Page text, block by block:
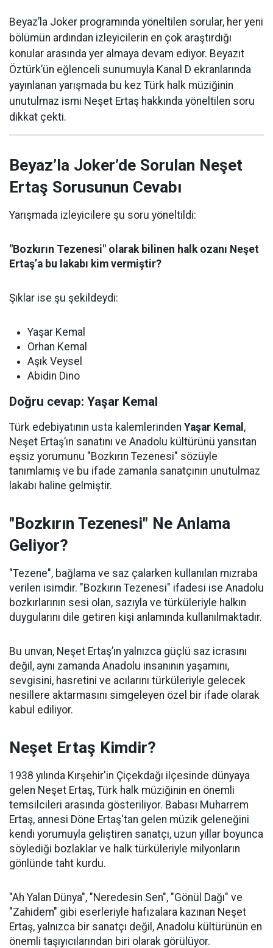
Beyaz’la Joker programında yöneltilen sorular, her yeni
bölümün ardından izleyicilerin en çok araştırdığı
konular arasında yer almaya devam ediyor. Beyazıt
Öztürk’ün eğlenceli sunumuyla Kanal D ekranlarında
yayınlanan yarışmada bu kez Türk halk müziğinin
unutulmaz ismi Neşet Ertaş hakkında yöneltilen soru
dikkat çekti.
Beyaz’la Joker’de Sorulan Neşet
Ertaş Sorusunun Cevabı
Yarışmada izleyicilere şu soru yöneltildi:
"Bozkırın Tezenesi" olarak bilinen halk ozanı Neşet
Ertaş’a bu lakabı kim vermiştir?
Şıklar ise şu şekildeydi:
Yaşar Kemal
Orhan Kemal
Aşık Veysel
Abidin Dino
Doğru cevap: Yaşar Kemal
Türk edebiyatının usta kalemlerinden Yaşar Kemal ,
Neşet Ertaş’ın sanatını ve Anadolu kültürünü yansıtan
eşsiz yorumunu "Bozkırın Tezenesi" sözüyle
tanımlamış ve bu ifade zamanla sanatçının unutulmaz
lakabı haline gelmiştir.
"Bozkırın Tezenesi" Ne Anlama
Geliyor?
"Tezene", bağlama ve saz çalarken kullanılan mızraba
verilen isimdir. "Bozkırın Tezenesi" ifadesi ise Anadolu
bozkırlarının sesi olan, sazıyla ve türküleriyle halkın
duygularını dile getiren kişi anlamında kullanılmaktadır.
Bu unvan, Neşet Ertaş’ın yalnızca güçlü saz icrasını
değil, aynı zamanda Anadolu insanının yaşamını,
sevgisini, hasretini ve acılarını türküleriyle gelecek
nesillere aktarmasını simgeleyen özel bir ifade olarak
kabul ediliyor.
Neşet Ertaş Kimdir?
1938 yılında Kırşehir'in Çiçekdağı ilçesinde dünyaya
gelen Neşet Ertaş, Türk halk müziğinin en önemli
temsilcileri arasında gösteriliyor. Babası Muharrem
Ertaş, annesi Döne Ertaş'tan gelen müzik geleneğini
kendi yorumuyla geliştiren sanatçı, uzun yıllar boyunca
söylediği bozlaklar ve halk türküleriyle milyonların
gönlünde taht kurdu.
"Ah Yalan Dünya", "Neredesin Sen", "Gönül Dağı" ve
"Zahidem" gibi eserleriyle hafızalara kazınan Neşet
Ertaş, yalnızca bir sanatçı değil, Anadolu kültürünün en
önemli taşıyıcılarından biri olarak görülüyor.